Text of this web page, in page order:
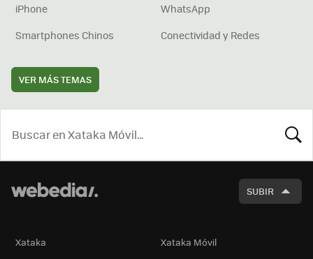
iPhone
WhatsApp
Smartphones Chinos
Conectividad y Redes
VER MÁS TEMAS
SUBIR
Xataka
Xataka Móvil